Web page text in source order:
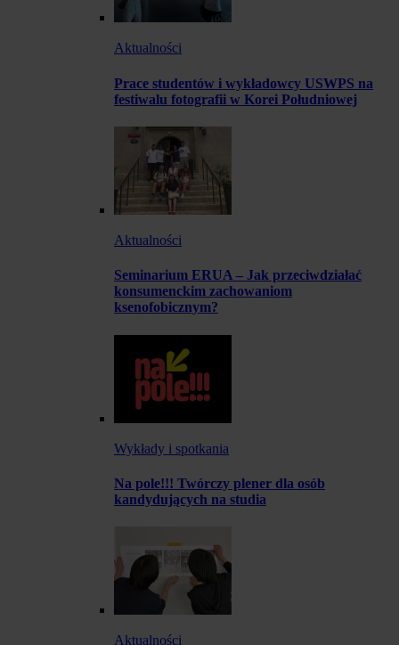
Aktualności
Prace studentów i wykładowcy USWPS na
festiwalu fotografii w Korei Południowej
Aktualności
Seminarium ERUA – Jak przeciwdziałać
konsumenckim zachowaniom
ksenofobicznym?
Wykłady i spotkania
Na pole!!! Twórczy plener dla osób
kandydujących na studia
Aktualności